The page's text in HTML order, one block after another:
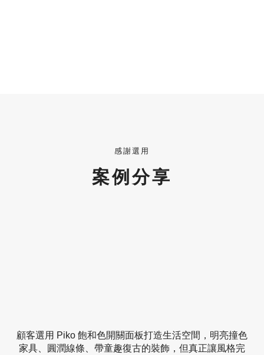
感謝選用
案例分享
顧客選用 Piko 飽和色開關面板打造生活空間，明亮撞色
家具、圓潤線條、帶童趣復古的裝飾，但真正讓風格完